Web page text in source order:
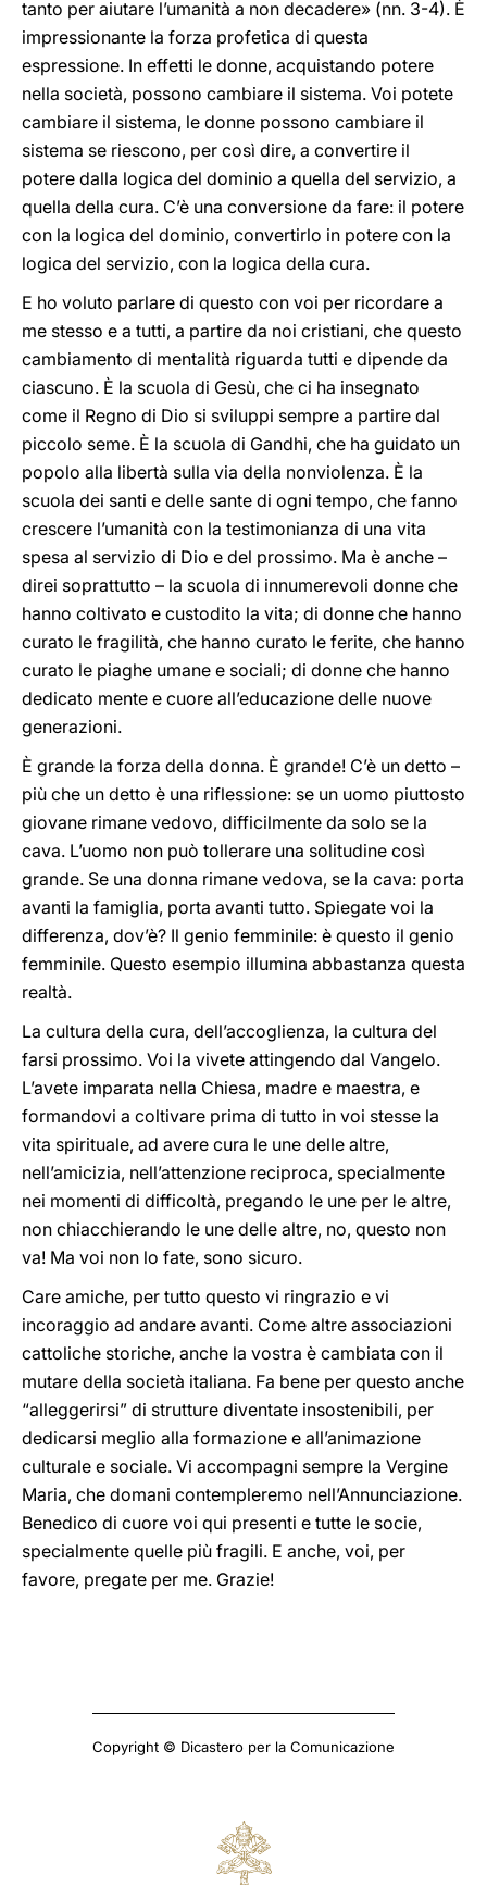
tanto per aiutare l’umanità a non decadere» (nn. 3-4). È
impressionante la forza profetica di questa
espressione. In effetti le donne, acquistando potere
nella società, possono cambiare il sistema. Voi potete
cambiare il sistema, le donne possono cambiare il
sistema se riescono, per così dire, a convertire il
potere dalla logica del dominio a quella del servizio, a
quella della cura. C’è una conversione da fare: il potere
con la logica del dominio, convertirlo in potere con la
logica del servizio, con la logica della cura.
E ho voluto parlare di questo con voi per ricordare a
me stesso e a tutti, a partire da noi cristiani, che questo
cambiamento di mentalità riguarda tutti e dipende da
ciascuno. È la scuola di Gesù, che ci ha insegnato
come il Regno di Dio si sviluppi sempre a partire dal
piccolo seme. È la scuola di Gandhi, che ha guidato un
popolo alla libertà sulla via della nonviolenza. È la
scuola dei santi e delle sante di ogni tempo, che fanno
crescere l’umanità con la testimonianza di una vita
spesa al servizio di Dio e del prossimo. Ma è anche –
direi soprattutto – la scuola di innumerevoli donne che
hanno coltivato e custodito la vita; di donne che hanno
curato le fragilità, che hanno curato le ferite, che hanno
curato le piaghe umane e sociali; di donne che hanno
dedicato mente e cuore all’educazione delle nuove
generazioni.
È grande la forza della donna. È grande! C’è un detto –
più che un detto è una riflessione: se un uomo piuttosto
giovane rimane vedovo, difficilmente da solo se la
cava. L’uomo non può tollerare una solitudine così
grande. Se una donna rimane vedova, se la cava: porta
avanti la famiglia, porta avanti tutto. Spiegate voi la
differenza, dov’è? Il genio femminile: è questo il genio
femminile. Questo esempio illumina abbastanza questa
realtà.
La cultura della cura, dell’accoglienza, la cultura del
farsi prossimo. Voi la vivete attingendo dal Vangelo.
L’avete imparata nella Chiesa, madre e maestra, e
formandovi a coltivare prima di tutto in voi stesse la
vita spirituale, ad avere cura le une delle altre,
nell’amicizia, nell’attenzione reciproca, specialmente
nei momenti di difficoltà, pregando le une per le altre,
non chiacchierando le une delle altre, no, questo non
va! Ma voi non lo fate, sono sicuro.
Care amiche, per tutto questo vi ringrazio e vi
incoraggio ad andare avanti. Come altre associazioni
cattoliche storiche, anche la vostra è cambiata con il
mutare della società italiana. Fa bene per questo anche
“alleggerirsi” di strutture diventate insostenibili, per
dedicarsi meglio alla formazione e all’animazione
culturale e sociale. Vi accompagni sempre la Vergine
Maria, che domani contempleremo nell’Annunciazione.
Benedico di cuore voi qui presenti e tutte le socie,
specialmente quelle più fragili. E anche, voi, per
favore, pregate per me. Grazie!
Copyright © Dicastero per la Comunicazione